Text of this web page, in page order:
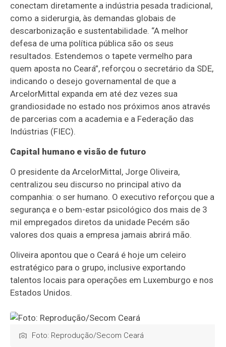
conectam diretamente a indústria pesada tradicional,
como a siderurgia, às demandas globais de
descarbonização e sustentabilidade. “A melhor
defesa de uma política pública são os seus
resultados. Estendemos o tapete vermelho para
quem aposta no Ceará”, reforçou o secretário da SDE,
indicando o desejo governamental de que a
ArcelorMittal expanda em até dez vezes sua
grandiosidade no estado nos próximos anos através
de parcerias com a academia e a Federação das
Indústrias (FIEC).
Capital humano e visão de futuro
O presidente da ArcelorMittal, Jorge Oliveira,
centralizou seu discurso no principal ativo da
companhia: o ser humano. O executivo reforçou que a
segurança e o bem-estar psicológico dos mais de 3
mil empregados diretos da unidade Pecém são
valores dos quais a empresa jamais abrirá mão.
Oliveira apontou que o Ceará é hoje um celeiro
estratégico para o grupo, inclusive exportando
talentos locais para operações em Luxemburgo e nos
Estados Unidos.
Foto: Reprodução/Secom Ceará